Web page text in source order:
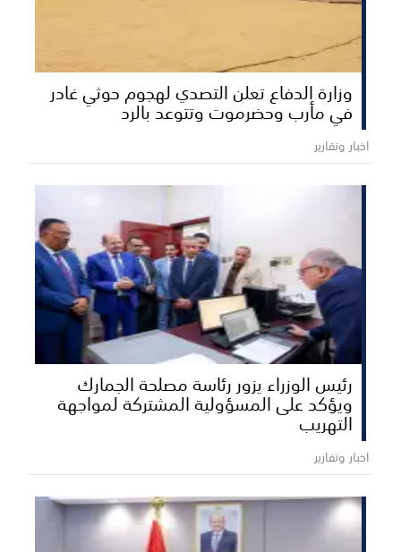
وزارة الدفاع تعلن التصدي لهجوم حوثي غادر
في مأرب وحضرموت وتتوعد بالرد
اخبار وتقارير
رئيس الوزراء يزور رئاسة مصلحة الجمارك
ويؤكد على المسؤولية المشتركة لمواجهة
التهريب
اخبار وتقارير